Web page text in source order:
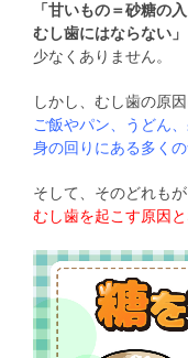
「甘いもの＝砂糖の
むし歯にはならない」
少なくありません。
しかし、むし歯の原
ご飯やパン、うどん、
身の回りにある多く
そして、そのどれもが
むし歯を起こす原因と